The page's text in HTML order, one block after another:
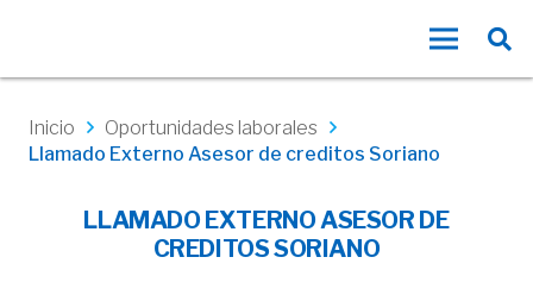
Inicio
Oportunidades laborales
Llamado Externo Asesor de creditos Soriano
LLAMADO EXTERNO ASESOR DE
CREDITOS SORIANO